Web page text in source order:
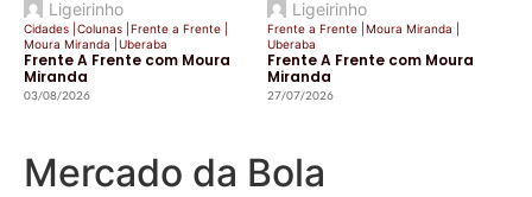
Ligeirinho
Cidades Colunas Frente a Frente
Moura Miranda
Uberaba
Frente A Frente com Moura
Miranda
03/08/2026
Ligeirinho
Frente a Frente Moura Miranda
Uberaba
Frente A Frente com Moura
Miranda
27/07/2026
Mercado da Bola